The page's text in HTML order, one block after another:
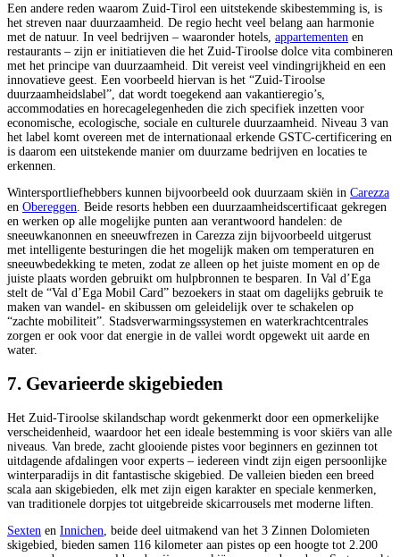
Een andere reden waarom Zuid-Tirol een uitstekende skibestemming is, is
het streven naar duurzaamheid. De regio hecht veel belang aan harmonie
met de natuur. In veel bedrijven – waaronder hotels, appartementen en
restaurants – zijn er initiatieven die het Zuid-Tiroolse dolce vita combineren
met het principe van duurzaamheid. Dit vereist veel vindingrijkheid en een
innovatieve geest. Een voorbeeld hiervan is het “Zuid-Tiroolse
duurzaamheidslabel”, dat wordt toegekend aan vakantieregio’s,
accommodaties en horecagelegenheden die zich specifiek inzetten voor
economische, ecologische, sociale en culturele duurzaamheid. Niveau 3 van
het label komt overeen met de internationaal erkende GSTC-certificering en
is daarom een uitstekende manier om duurzame bedrijven en locaties te
erkennen.
Wintersportliefhebbers kunnen bijvoorbeeld ook duurzaam skiën in Carezza
en Obereggen . Beide resorts hebben een duurzaamheidscertificaat gekregen
en werken op alle mogelijke punten aan verantwoord handelen: de
sneeuwkanonnen en sneeuwfrezen in Carezza zijn bijvoorbeeld uitgerust
met intelligente besturingen die het mogelijk maken om temperaturen en
sneeuwbedekking te meten, zodat ze alleen op het juiste moment en op de
juiste plaats worden gebruikt om hulpbronnen te besparen. In Val d’Ega
stelt de “Val d’Ega Mobil Card” bezoekers in staat om dagelijks gebruik te
maken van wandel- en skibussen om geleidelijk over te schakelen op
“zachte mobiliteit”. Stadsverwarmingssystemen en waterkrachtcentrales
zorgen er ook voor dat energie in de vallei wordt opgewekt uit aarde en
water.
7. Gevarieerde skigebieden
Het Zuid-Tiroolse skilandschap wordt gekenmerkt door een opmerkelijke
verscheidenheid, waardoor het een ideale bestemming is voor skiërs van alle
niveaus. Van brede, zacht glooiende pistes voor beginners en gezinnen tot
uitdagende afdalingen voor experts – iedereen vindt zijn eigen persoonlijke
winterparadijs in dit fantastische skigebied. De valleien bieden een breed
scala aan skigebieden, elk met zijn eigen karakter en speciale kenmerken,
van traditionele dorpjes tot uitgebreide skicarrousels met moderne liften.
Sexten en Innichen , beide deel uitmakend van het 3 Zinnen Dolomieten
skigebied, bieden samen 116 kilometer aan pistes op een hoogte tot 2.200